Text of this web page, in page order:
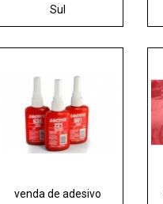
Sul
venda de adesivo